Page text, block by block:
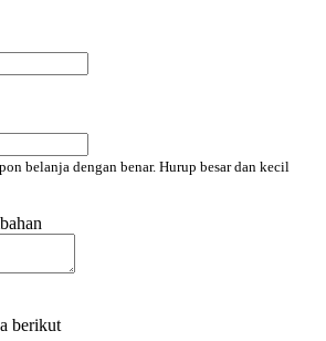
belanja dengan benar. Hurup besar dan kecil
berikut